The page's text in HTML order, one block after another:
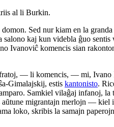
al li Burkin.
Sed nur kiam en la
salono kaj kun videbla ĝuo
Ivanoviĉ komencis sian
— li komencis, — mi, Ivano
Gimalajskij, estis kantonisto.
Samkiel vilaĝaj infanoj,
aŭtune migrantajn merlojn — kiel
loko, skribis la samajn